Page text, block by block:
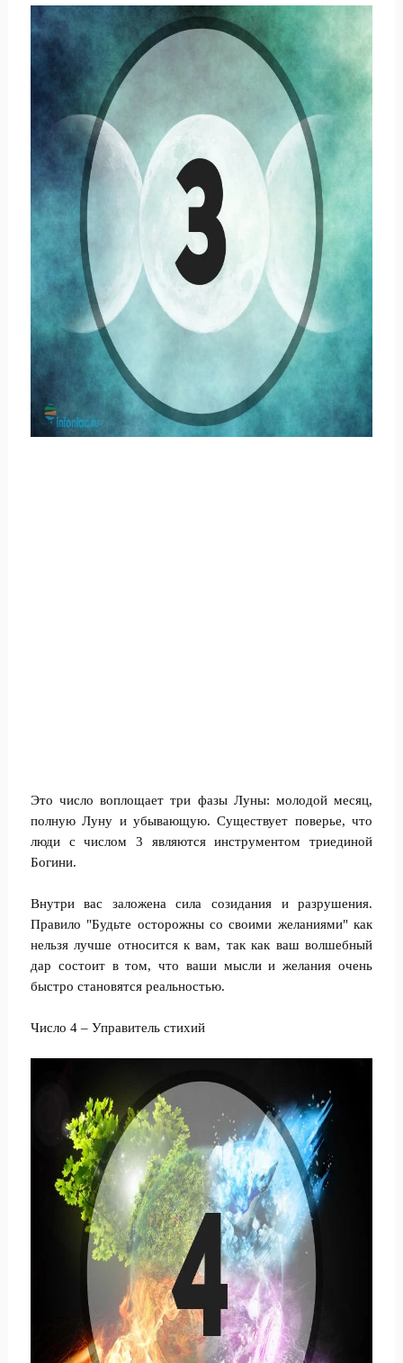
Это число воплощает три фазы Луны: молодой месяц,
полную Луну и убывающую. Существует поверье, что
люди с числом 3 являются инструментом триединой
Богини.
Внутри вас заложена сила созидания и разрушения.
Правило "Будьте осторожны со своими желаниями" как
нельзя лучше относится к вам, так как ваш волшебный
дар состоит в том, что ваши мысли и желания очень
быстро становятся реальностью.
Число 4 – Управитель стихий